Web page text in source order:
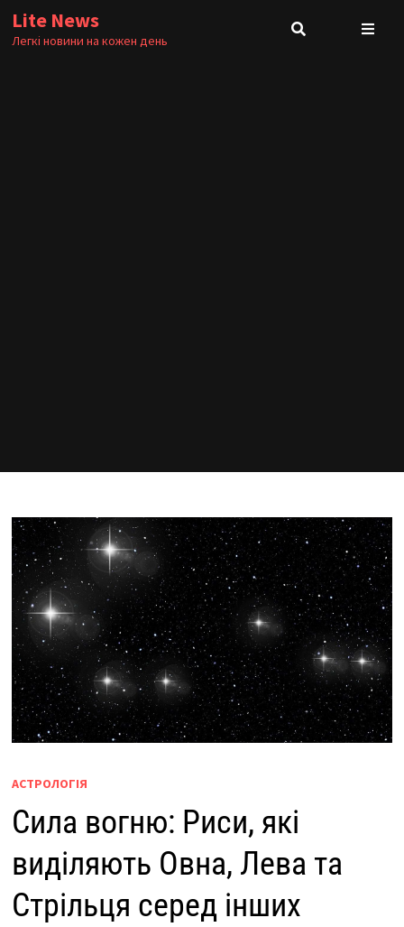
Skip
to
Lite News
Легкі новини на кожен день
АСТРОЛОГІЯ
Сила вогню: Риси, які
виділяють Овна, Лева та
Стрільця серед інших